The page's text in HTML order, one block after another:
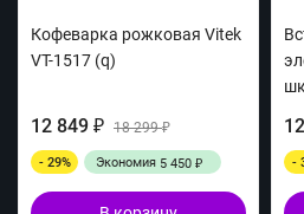
Кофеварка рожковая Vitek
VT-1517 (q)
12 849 ₽ 18 299₽
- 29% Экономия 5 450 ₽ -